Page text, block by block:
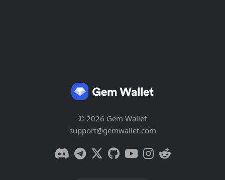
© 2026 Gem Wallet
support@gemwallet.com